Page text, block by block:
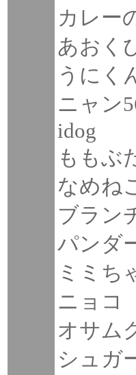
カレー
あおく
うにく
ニャン
idog
ももぶ
なめね
ブラン
パンダ
ミミち
ニョコ
オサム
シュガ